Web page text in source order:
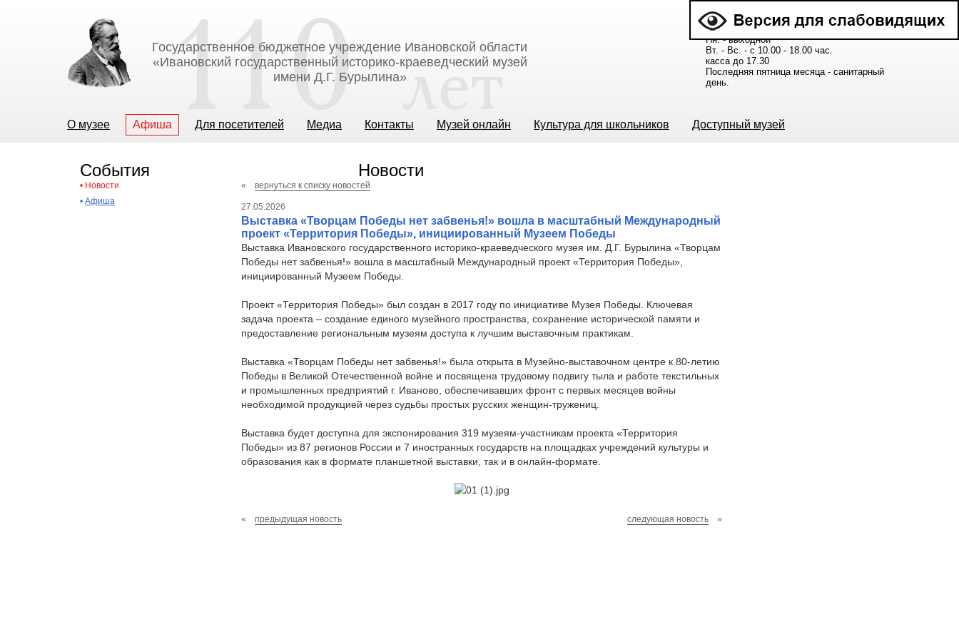
Государственное бюджетное учреждение Ивановской области
«Ивановский государственный историко-краеведческий музей
имени Д.Г. Бурылина»
Расписание работы музея:
Пн. - выходной
Вт. - Вс. - с 10.00 - 18.00 час.
касса до 17.30
Последняя пятница месяца - санитарный
день.
О музее Афиша Для посетителей Медиа Контакты Музей онлайн Культура для школьников Доступный музей
События
• Новости
• Афиша
Новости
« вернуться к списку новостей
27.05.2026
Выставка «Творцам Победы нет забвенья!» вошла в масштабный Международный
проект «Территория Победы», инициированный Музеем Победы
Выставка Ивановского государственного историко-краеведческого музея им. Д.Г. Бурылина «Творцам
Победы нет забвенья!» вошла в масштабный Международный проект «Территория Победы»,
инициированный Музеем Победы.
Проект «Территория Победы» был создан в 2017 году по инициативе Музея Победы. Ключевая
задача проекта – создание единого музейного пространства, сохранение исторической памяти и
предоставление региональным музеям доступа к лучшим выставочным практикам.
Выставка «Творцам Победы нет забвенья!» была открыта в Музейно-выставочном центре к 80-летию
Победы в Великой Отечественной войне и посвящена трудовому подвигу тыла и работе текстильных
и промышленных предприятий г. Иваново, обеспечивавших фронт с первых месяцев войны
необходимой продукцией через судьбы простых русских женщин-тружениц.
Выставка будет доступна для экспонирования 319 музеям-участникам проекта «Территория
Победы» из 87 регионов России и 7 иностранных государств на площадках учреждений культуры и
образования как в формате планшетной выставки, так и в онлайн-формате.
« предыдущая новость следующая новость »